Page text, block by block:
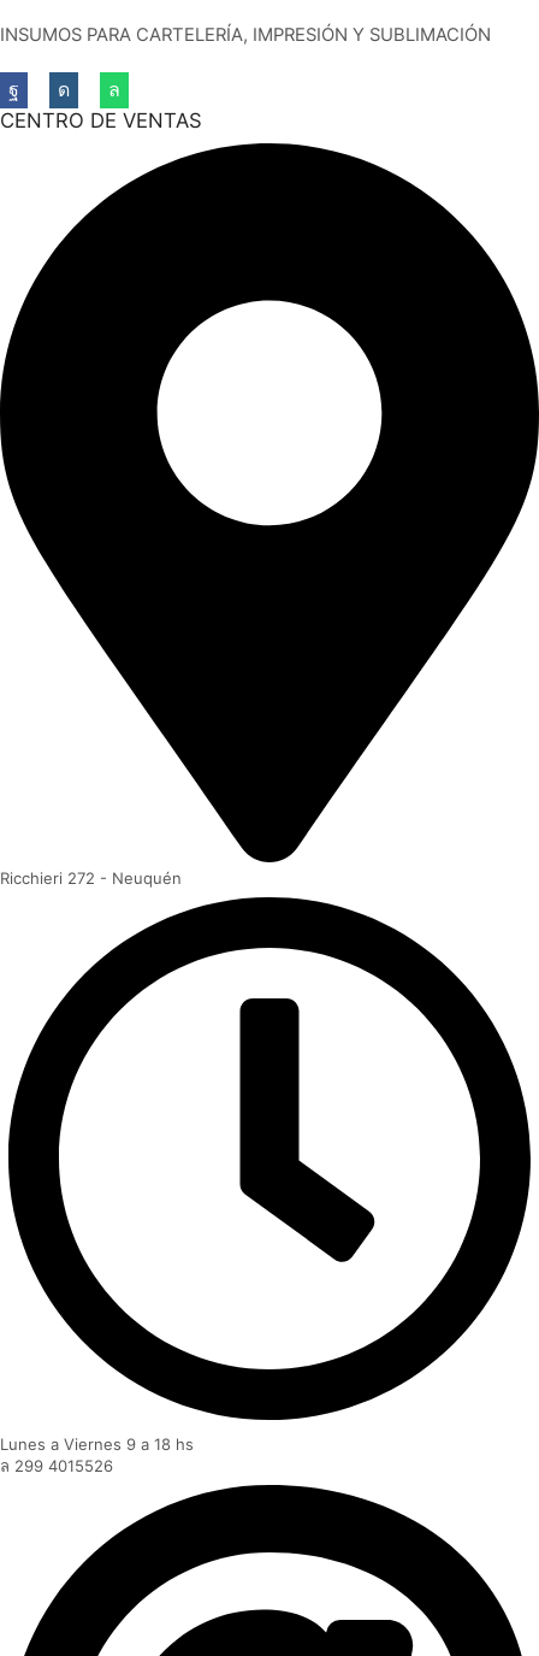
INSUMOS PARA CARTELERÍA, IMPRESIÓN Y SUBLIMACIÓN
FacebookInstagramWhatsapp
CENTRO DE VENTAS
Ricchieri 272 - Neuquén
Lunes a Viernes 9 a 18 hs
299 4015526